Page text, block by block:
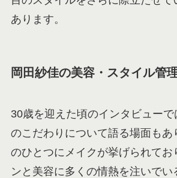
あります。
岡田紗佳の美容・スタイル管
30歳を迎えた頃のインタビュー
のこだわりについて語る場面もあ
のひとつにメイクが挙げられてお
ンと美容に多くの情熱を注いでい